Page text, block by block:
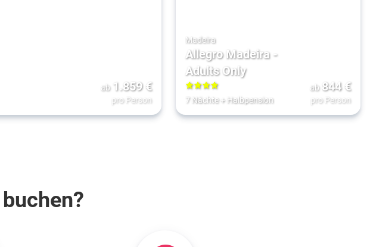
ab 1.859€
pro Person
Madeira
Allegro Madeira -
Adults Only
4
7 Nächte+ Halbpension
ab 844€
pro Person